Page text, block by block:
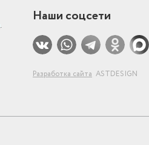
.
Наши соцсети
Разработка сайта ASTDESIGN